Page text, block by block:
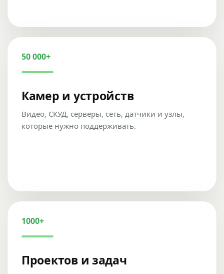
50 000+
Камер и устройств
Видео, СКУД, серверы, сеть, датчики и узлы,
которые нужно поддерживать.
1000+
Проектов и задач